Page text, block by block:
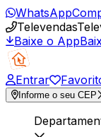
WhatsApp
Televendas
Baixe o App
Entrar
Informe o seu CEP